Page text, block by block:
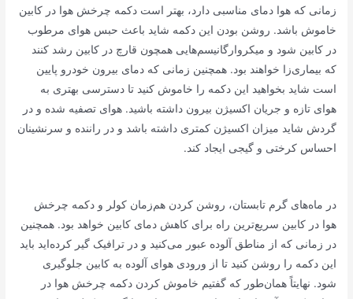
زمانی که هوا دمای مناسبی دارد، بهتر است دکمه چرخش هوا در کابین
خاموش باشد. روشن بودن این دکمه شاید باعث حبس هوای مرطوب
در کابین شود و میکروارگانیسم‌هایی همچون قارچ در کابین رشد کنند
که بیماری‌زا خواهند بود. همچنین زمانی که دمای بیرون خودرو پایین
است شاید بخواهید این دکمه را خاموش کنید تا دسترسی بهتری به
هوای تازه و جریان اکسیژن بیرون داشته باشید. هوای تصفیه شده و در
گردش شاید میزان اکسیژن کمتری داشته باشد و در راننده و سرنشینان
احساس کرختی و گیجی ایجاد کند.
در ماه‌های گرم تابستان، روشن کردن هم‌زمان کولر و دکمه چرخش
هوا در کابین سریع‌ترین راه برای کاهش دمای کابین خواهد بود. همچنین
در زمانی که از مناطق آلوده عبور می‌کنید و در ترافیک گیر کرده‌اید باید
این دکمه را روشن کنید تا از ورودی هوای آلوده به کابین جلوگیری
شود. نهایتاً همان‌طور که گفتیم خاموش کردن دکمه چرخش هوا در